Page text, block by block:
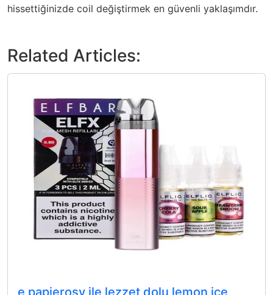
hissettiğinizde coil değiştirmek en güvenli yaklaşımdır.
Related Articles:
e papierosy ile lezzet dolu lemon ice